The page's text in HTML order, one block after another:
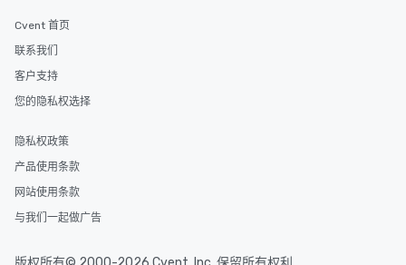
Cvent 首页
联系我们
客户支持
您的隐私权选择
隐私权政策
产品使用条款
网站使用条款
与我们一起做广告